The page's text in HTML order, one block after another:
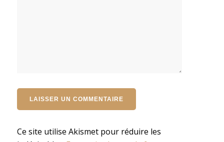
Ce site utilise Akismet pour réduire les